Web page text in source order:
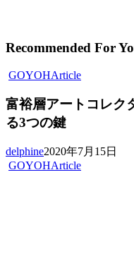
Recommended For
GOYOHArticle
富裕層アートコレク
る3つの鍵
delphine2020年7月15日
GOYOHArticle